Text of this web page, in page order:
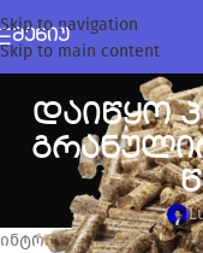
Skip to navigation
Skip to main content
ᲛᲔᲜᲘᲣ
დაიწყო
ინტრაკომ დაიწყო